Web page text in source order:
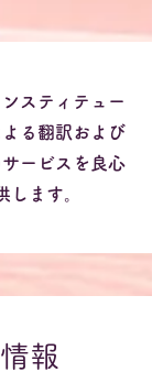
スティテュー
る翻訳および
ービスを良心
します。
報